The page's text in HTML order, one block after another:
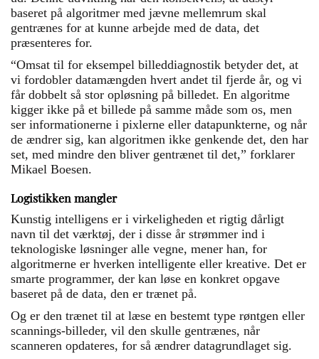
baseret på algoritmer med jævne mellemrum skal
gentrænes for at kunne arbejde med de data, det
præsenteres for.
“Omsat til for eksempel billeddiagnostik betyder det, at
vi fordobler datamængden hvert andet til fjerde år, og vi
får dobbelt så stor opløsning på billedet. En algoritme
kigger ikke på et billede på samme måde som os, men
ser informationerne i pixlerne eller datapunkterne, og når
de ændrer sig, kan algoritmen ikke genkende det, den har
set, med mindre den bliver gentrænet til det,” forklarer
Mikael Boesen.
Logistikken mangler
Kunstig intelligens er i virkeligheden et rigtig dårligt
navn til det værktøj, der i disse år strømmer ind i
teknologiske løsninger alle vegne, mener han, for
algoritmerne er hverken intelligente eller kreative. Det er
smarte programmer, der kan løse en konkret opgave
baseret på de data, den er trænet på.
Og er den trænet til at læse en bestemt type røntgen eller
scannings-billeder, vil den skulle gentrænes, når
scanneren opdateres, for så ændrer datagrundlaget sig.